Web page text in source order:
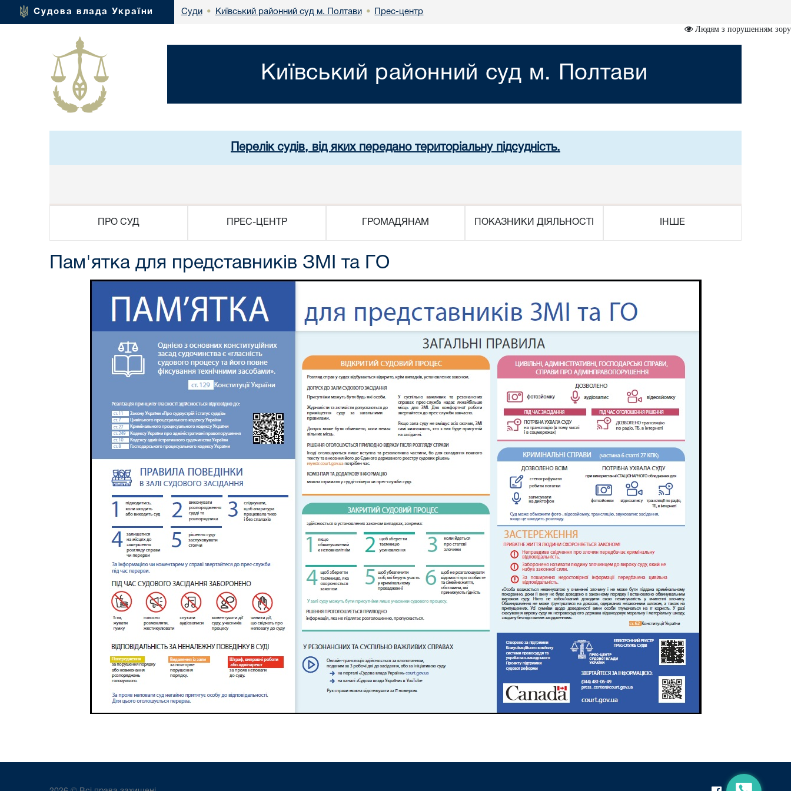
Судова влада України Суди • Київський районний суд м. Полтави • Прес-центр
Людям з порушенням зору
Київський районний суд м. Полтави
Перелік судів, від яких передано територіальну підсудність.
ПРО СУД ПРЕС-ЦЕНТР ГРОМАДЯНАМ ПОКАЗНИКИ ДІЯЛЬНОСТІ ІНШЕ
Пам'ятка для представників ЗМІ та ГО